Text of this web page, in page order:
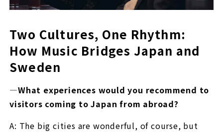
Two Cultures, One Rhythm:
How Music Bridges Japan and
Sweden
—What experiences would you recommend to
visitors coming to Japan from abroad?
A: The big cities are wonderful, of course, but